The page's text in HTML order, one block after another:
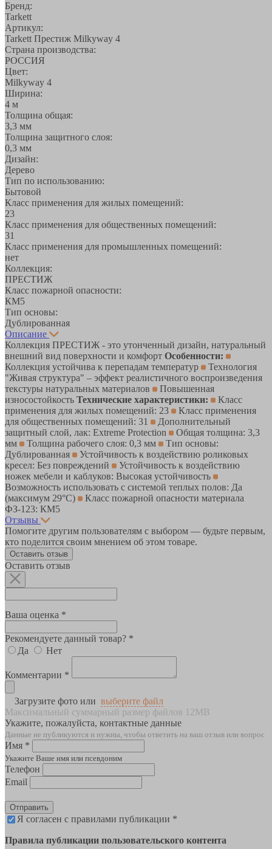
Бренд:
Tarkett
Артикул:
Tarkett Престиж Milkyway 4
Страна производства:
РОССИЯ
Цвет:
Milkyway 4
Ширина:
4 м
Толщина общая:
3,3 мм
Толщина защитного слоя:
0,3 мм
Дизайн:
Дерево
Тип по использованию:
Бытовой
Класс применения для жилых помещений:
23
Класс применения для общественных помещений:
31
Класс применения для промышленных помещений:
нет
Коллекция:
ПРЕСТИЖ
Класс пожарной опасности:
КМ5
Тип основы:
Дублированная
Описание
Коллекция ПРЕСТИЖ - это утонченный дизайн, натуральный
внешний вид поверхности и комфорт Особенности:
Коллекция устойчива к перепадам температур
Технология
"Живая структура" – эффект реалистичного воспроизведения
текстуры натуральных материалов
Повышенная
износостойкость Технические характеристики:
Класс
применения для жилых помещений: 23
Класс применения
для общественных помещений: 31
Дополнительный
защитный слой, лак: Extreme Protection
Общая толщина: 3,3
мм
Толщина рабочего слоя: 0,3 мм
Тип основы:
Дублированная
Устойчивость к воздействию роликовых
кресел: Без повреждений
Устойчивость к воздействию
ножек мебели и каблуков: Высокая устойчивость
Возможность использовать с системой теплых полов: Да
(максимум 29°C)
Класс пожарной опасности материала
ФЗ-123: КМ5
Отзывы
Помогите другим пользователям с выбором — будьте первым,
кто поделится своим мнением об этом товаре.
Оставить отзыв
Оставить отзыв
Ваша оценка *
Рекомендуете данный товар? *
Да
Нет
Комментарии *
Загрузите фото или выберите файл
Максимальный суммарный размер файлов 12MB
Укажите, пожалуйста, контактные данные
Данные не публикуются и нужны, чтобы ответить на ваш отзыв или вопрос
Имя *
Укажите Ваше имя или псевдоним
Телефон
Email
Отправить
Я согласен с правилами публикации *
Правила публикации пользовательского контента